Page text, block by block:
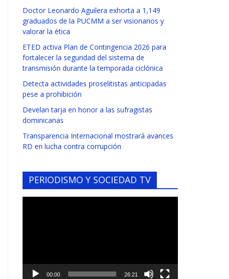
Doctor Leonardo Aguilera exhorta a 1,149
graduados de la PUCMM a ser visionarios y
valorar la ética
ETED activa Plan de Contingencia 2026 para
fortalecer la seguridad del sistema de
transmisión durante la temporada ciclónica
Detecta actividades proselitistas anticipadas
pese a prohibición
Develan tarja en honor a las sufragistas
dominicanas
Transparencia Internacional mostrará avances
RD en lucha contra corrupción
PERIODISMO Y SOCIEDAD TV
00:00 26:21